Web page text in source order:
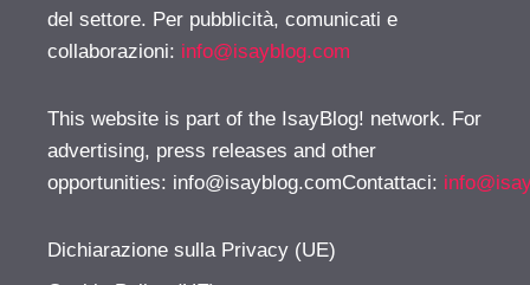
del settore. Per pubblicità, comunicati e
collaborazioni: info@isayblog.com
This website is part of the IsayBlog! network. For
advertising, press releases and other
opportunities: info@isayblog.comContattaci:
Dichiarazione sulla Privacy (UE)